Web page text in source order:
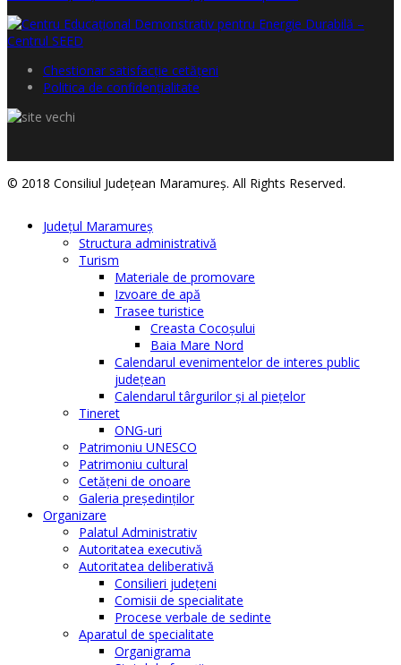
Chestionar satisfacţie cetăţeni
Politica de confidențialitate
© 2018 Consiliul Judeţean Maramureş. All Rights Reserved.
Judeţul Maramureş
Structura administrativă
Turism
Materiale de promovare
Izvoare de apă
Trasee turistice
Creasta Cocoșului
Baia Mare Nord
Calendarul evenimentelor de interes public
judeţean
Calendarul târgurilor şi al pieţelor
Tineret
ONG-uri
Patrimoniu UNESCO
Patrimoniu cultural
Cetăţeni de onoare
Galeria președinților
Organizare
Palatul Administrativ
Autoritatea executivă
Autoritatea deliberativă
Consilieri judeţeni
Comisii de specialitate
Procese verbale de sedinte
Aparatul de specialitate
Organigrama